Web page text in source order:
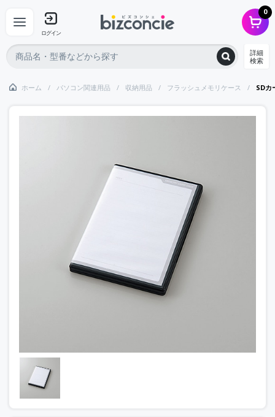
ログイン
0
詳細
検索
ホーム パソコン関連用品 収納用品 フラッシュメモリケース SDカ